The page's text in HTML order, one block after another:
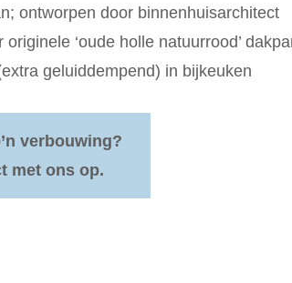
ontworpen door binnenhuisarchitect
‘oude holle natuurrood’
geluiddempend) in bijkeuken
verbouwing?
met ons op.